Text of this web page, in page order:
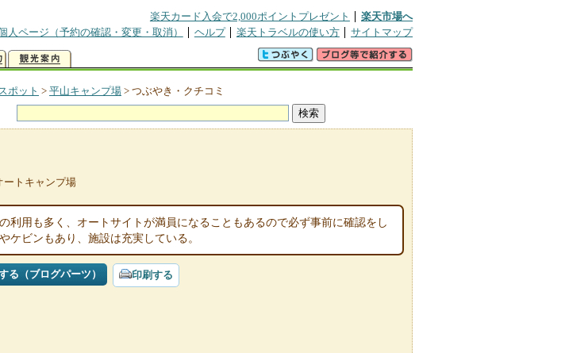
楽天カード入会で2,000ポイントプレゼント
楽天市場へ
人ページ（予約の確認・変更・取消） ヘルプ 楽天トラベルの使い方 サイトマップ
ポット > 平山キャンプ場 > つぶやき・クチコミ
ートキャンプ場
利用も多く、オートサイトが満員になることもあるので必ず事前に確認をし
ケビンもあり、施設は充実している。
る（ブログパーツ） 印刷する